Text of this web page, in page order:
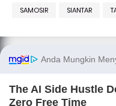
SAMOSIR SIANTAR